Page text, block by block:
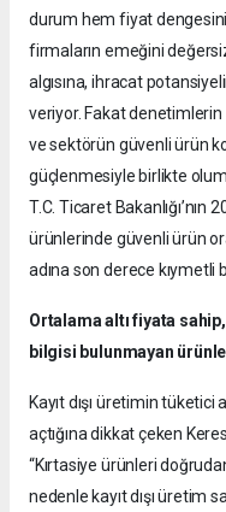
durum hem fiyat
firmaların emeğini
algısına, ihracat
veriyor. Fakat
ve sektörün güvenli ürün
güçlenmesiyle birlikte
T.C. Ticaret Bakanlığı’nın
ürünlerinde güvenli ürün
adına son derece kıymetli
Ortalama altı fiyata
bilgisi bulunmayan
Kayıt dışı üretimin tüketici
açtığına dikkat çeken
“Kırtasiye ürünleri
nedenle kayıt dışı üretim